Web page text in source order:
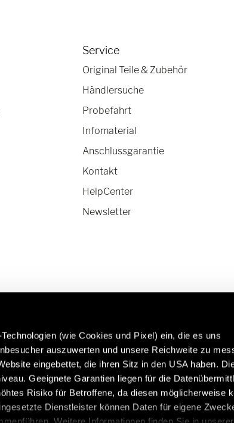
(wie Cookies und Pixel) ein, die es uns
auszuwerten und unsere Reichweite zu
eingebettet, die ihren Sitz in den USA haben.
Geeignete Garantien liegen für die
Risiko für Betroffene, da diesen möglicherweise
Dienstleister können Daten für eigene
Service
Original Teile & Zubehör
Händlersuche
Probefahrt
Infomaterial
Anschlussgarantie
Kontakt
HelpCenter
Newsletter
über Hymer
original-teile-
Caravans in Premium-Qualität:
https://www.eriba.com/de/de